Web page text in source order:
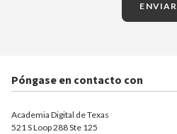
ENVIAR
Póngase en contacto con
Academia Digital de Texas
521 S Loop 288 Ste 125